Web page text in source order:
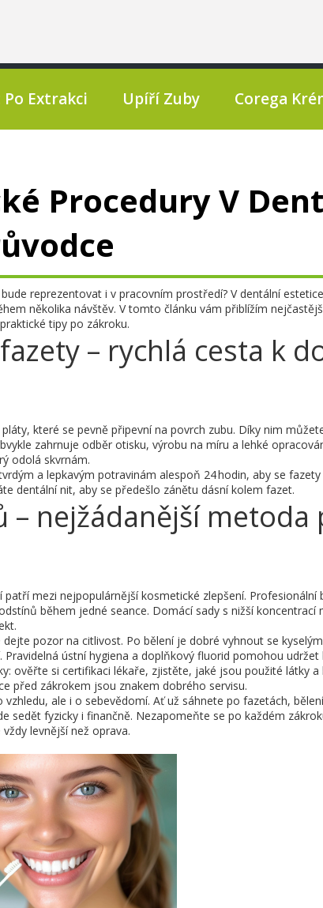
Extrakci Upíří Zuby Corega
Procedury V
reprezentovat i v pracovním prostředí? V dentální
několika návštěv. V tomto článku vám přiblížím
tipy po zákroku.
– rychlá cesta k
které se pevně připevní na povrch zubu. Díky nim
zahrnuje odběr otisku, výrobu na míru a lehké
odolá skvrnám.
a lepkavým potravinám alespoň 24 hodin, aby se
dentální nit, aby se předešlo zánětu dásní kolem fazet.
– nejžádanější
mezi nejpopulárnější kosmetické zlepšení. Profesionální
během jedné seance. Domácí sady s nižší
dejte pozor na citlivost. Po bělení je dobré vyhnout se
ústní hygiena a doplňkový fluorid pomohou udržet
ověřte si certifikaci lékaře, zjistěte, jaké jsou použité látky
před zákrokem jsou znakem dobrého servisu.
ale i o sebevědomí. Ať už sáhnete po fazetách,
sedět fyzicky i finančně. Nezapomeňte se po každém
levnější než oprava.